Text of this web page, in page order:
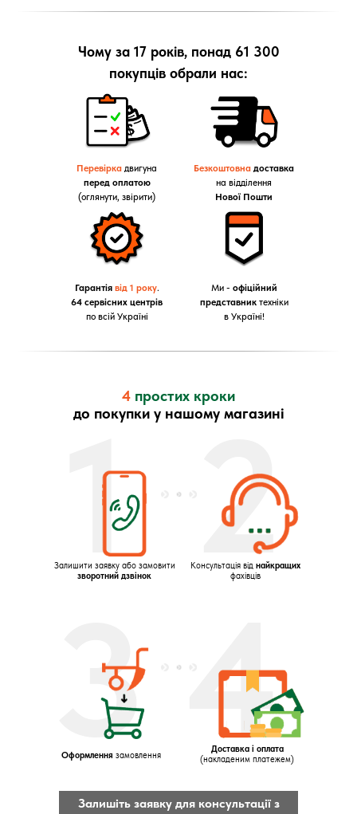
Чому за 17 років, понад 61 300
покупців обрали нас:
Перевірка двигуна
перед оплатою
(оглянути, звірити)
Гарантія від 1 року.
64 сервісних центрів
по всій Україні
Безкоштовна доставка
на відділення
Нової Пошти
Ми - офіційний
представниктехніки
в Україні!
1
4
3
2
Залишити заявку або замовити
зворотний дзвінок
Консультація від найкращих
фахівців
Оформлення замовлення
Доставка і оплата
(накладеним платежем)
4 простих кроки
до покупки у нашому магазині
Залишіть заявку для консультації з